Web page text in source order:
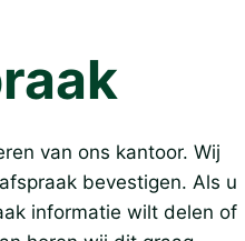
van ons kantoor. Wij
bevestigen. Als u
informatie wilt delen of